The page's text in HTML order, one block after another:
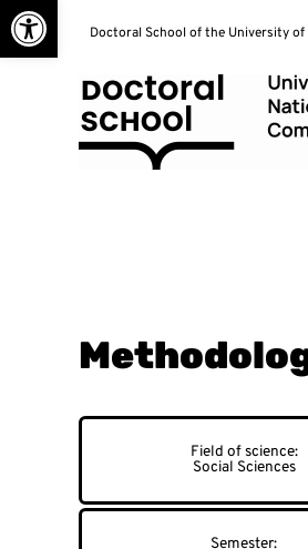
Open toolbar
Skip
to
Doctoral School of the University
Social Sciences